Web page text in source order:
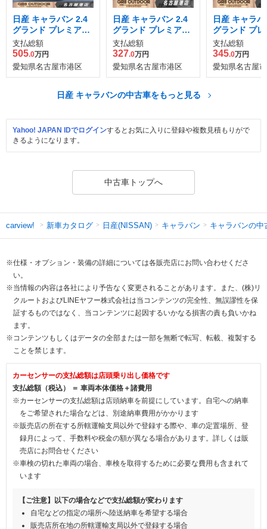
日産 キャラバン 2.4
グランド プレミアム
GX ロングボディ デ
ィーゼルターボ 4WD
支払総額
505.0万円
愛知県名古屋市港区
日産 キャラバン 2.4
グランド プレミアム
GX プロスタイル ロ
ングボディ ディーゼ
ルターボ 4WD
支払総額
327.0万円
愛知県名古屋市港区
日産 キャラ
グランド プ
GX プロスタ
ングボディ
ルターボ 4WD
支払総額
345.0万円
愛知県名古屋
日産 キャラバンの中古車をもっと見る
Yahoo! JAPAN IDでログインするとお気に入りに登録や複数見積もりがで
きるようになります。
中古車トップへ
carview! 新車カタログ 日産(NISSAN) キャラバン キャラバンの中
※仕様・オプション・装備の詳細については各販売店にお問い合わせくださ
い。
※当情報の内容は各社により予告なく変更されることがあります。また、(株)リ
クルートおよびLINEヤフー株式会社は当コンテンツの完全性、無誤謬性を保
証するものではなく、当コンテンツに起因するいかなる損害の責も負いかね
ます。
※コンテンツもしくはデータの全部または一部を無断で転写、転載、複製する
ことを禁じます。
カーセンサーの支払総額は店頭乗り出し価格です
支払総額（税込） ＝ 車両本体価格＋諸費用
※カーセンサーの支払総額は店頭納車を前提にしています。自宅への納車
をご希望された場合などは、別途納車費用がかかります
※販売店の所在する所轄運輸支局以外で登録する際や、車の定置場所、登
録月によって、手数料や税金の額が異なる場合があります。詳しくは販
売店にお問合せください
※車検の切れた車両の場合、車検を取得するために必要な費用も含まれて
います
【ご注意】以下の場合などで支払総額が変わります
自宅などの指定の場所へ陸送納車を希望する場合
販売店所在地の所轄運輸支局以外で登録する場合